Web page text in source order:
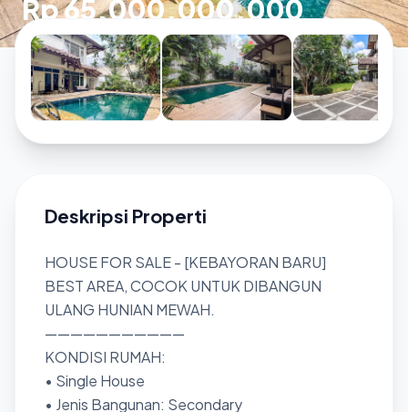
Rp 65.000.000.000
Deskripsi Properti
HOUSE FOR SALE - [KEBAYORAN BARU]
BEST AREA, COCOK UNTUK DIBANGUN
ULANG HUNIAN MEWAH.
———————————
KONDISI RUMAH:
• Single House
• Jenis Bangunan: Secondary